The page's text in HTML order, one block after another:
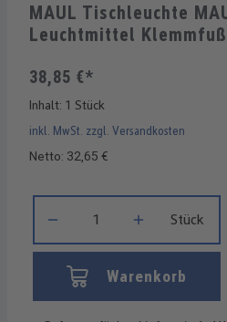
MAUL Tischleuchte
Leuchtmittel
38,85 €*
Inhalt: 1 Stück
inkl. MwSt. zzgl. Versandkosten
Netto: 32,65 €
Stück
Warenkorb